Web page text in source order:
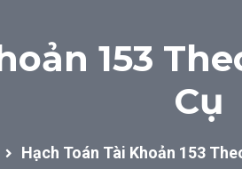
153
Cụ
Hạch Toán Tài Khoản 153